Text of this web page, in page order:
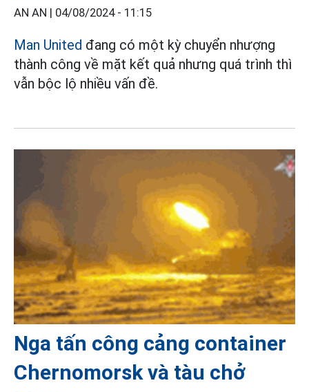
AN AN | 04/08/2024 - 11:15
Man United đang có một kỳ chuyển nhượng
thành công về mặt kết quả nhưng quá trình thì
vẫn bộc lộ nhiều vấn đề.
Nga tấn công cảng container
Chernomorsk và tàu chở